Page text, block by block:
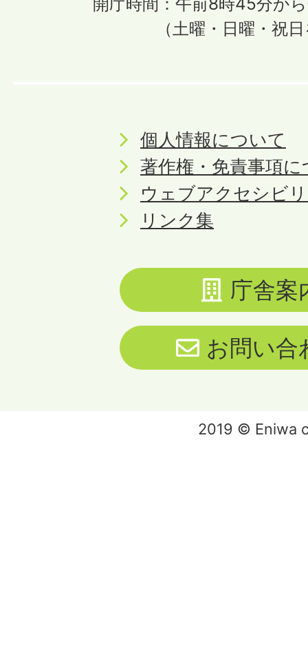
（土曜・日曜・祝
個人情報について
著作権・免責事項
ウェブアクセシビ
リンク集
庁舎案
お問い合
2019 © Eniwa